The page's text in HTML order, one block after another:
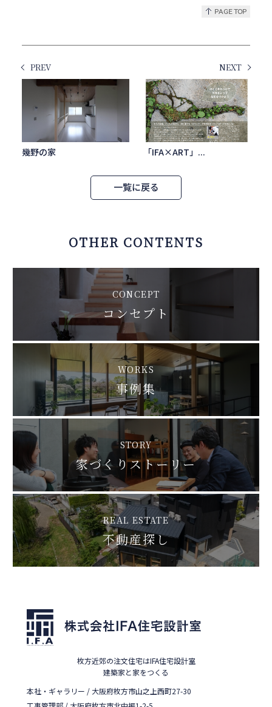
PREV
幾野の家
NEXT
「IFA×ART」...
一覧に戻る
OTHER CONTENTS
CONCEPT
コンセプト
WORKS
事例集
STORY
家づくりストーリー
REAL ESTATE
不動産探し
枚方近郊の注文住宅はIFA住宅設計室
建築家と家をつくる
本社・ギャラリー / 大阪府枚方市山之上西町27-30